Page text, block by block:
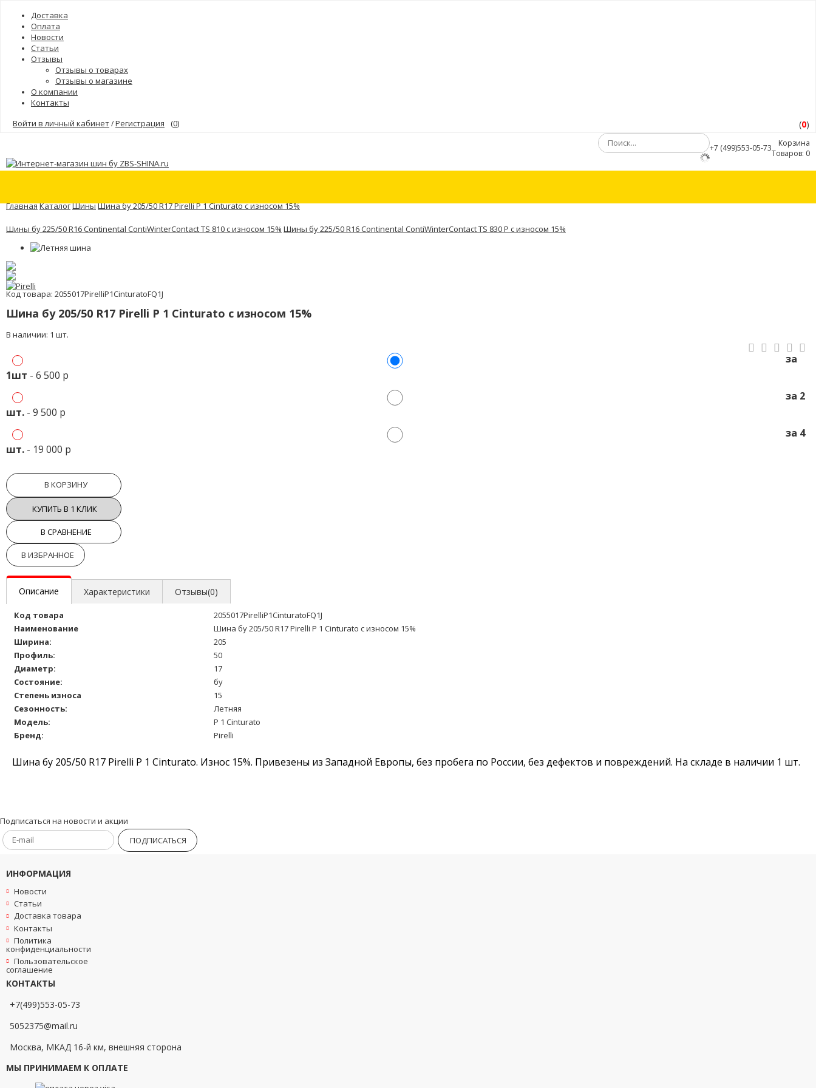
Доставка
Оплата
Новости
Статьи
Отзывы
Отзывы о товарах
Отзывы о магазине
О компании
Контакты
Войти в личный кабинет/Регистрация (0) (0)
+7 (499)553-05-73
Корзина
Товаров: 0
ГлавнаяКаталогШиныШина бу 205/50 R17 Pirelli P 1 Cinturato с износом 15%
Шины бу 225/50 R16 Continental ContiWinterContact TS 810 с износом 15% Шины бу 225/50 R16 Continental ContiWinterContact TS 830 P с износом 15%
Код товара: 2055017PirelliP1CinturatoFQ1J
Шина бу 205/50 R17 Pirelli P 1 Cinturato с износом 15%
В наличии: 1 шт.
за
1шт - 6 500 р
за 2
шт. - 9 500 р
за 4
шт. - 19 000 р
В КОРЗИНУ
КУПИТЬ В 1 КЛИК
В СРАВНЕНИЕ
В ИЗБРАННОЕ
Описание Характеристики Отзывы(0)
Код товара
2055017PirelliP1CinturatoFQ1J
Наименование
Шина бу 205/50 R17 Pirelli P 1 Cinturato с износом 15%
Ширина:
205
Профиль:
50
Диаметр:
17
Состояние:
бу
Степень износа
15
Сезонность:
Летняя
Модель:
P 1 Cinturato
Бренд:
Pirelli
Шина бу 205/50 R17 Pirelli P 1 Cinturato. Износ 15%. Привезены из Западной Европы, без пробега по России, без дефектов и повреждений. На складе в наличии 1 шт.
Подписаться на новости и акции
ПОДПИСАТЬСЯ
ИНФОРМАЦИЯ
Новости
Статьи
Доставка товара
Контакты
Политика
конфиденциальности
Пользовательское
соглашение
КОНТАКТЫ
+7(499)553-05-73
5052375@mail.ru
Москва, МКАД 16-й км, внешняя сторона
МЫ ПРИНИМАЕМ К ОПЛАТЕ